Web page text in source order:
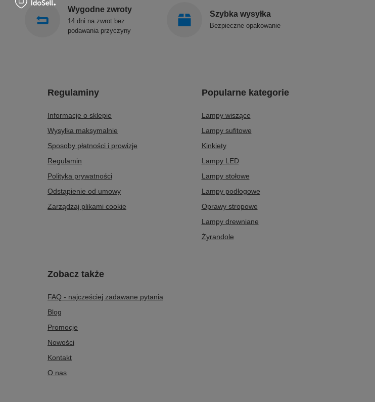
Wygodne zwroty
14 dni na zwrot bez
podawania przyczyny
Szybka wysyłka
Bezpieczne opakowanie
Regulaminy
Informacje o sklepie
Wysyłka maksymalnie
Sposoby płatności i prowizje
Regulamin
Polityka prywatności
Odstąpienie od umowy
Zarządzaj plikami cookie
Popularne kategorie
Lampy wiszące
Lampy sufitowe
Kinkiety
Lampy LED
Lampy stołowe
Lampy podłogowe
Oprawy stropowe
Lampy drewniane
Żyrandole
Zobacz także
FAQ - najcześciej zadawane pytania
Blog
Promocje
Nowości
Kontakt
O nas